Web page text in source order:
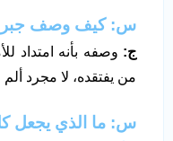
س: كيف وصف جبران
ج: وصفه بأنه امتداد
من يفتقده، لا مجرد ألم
س: ما الذي يجعل